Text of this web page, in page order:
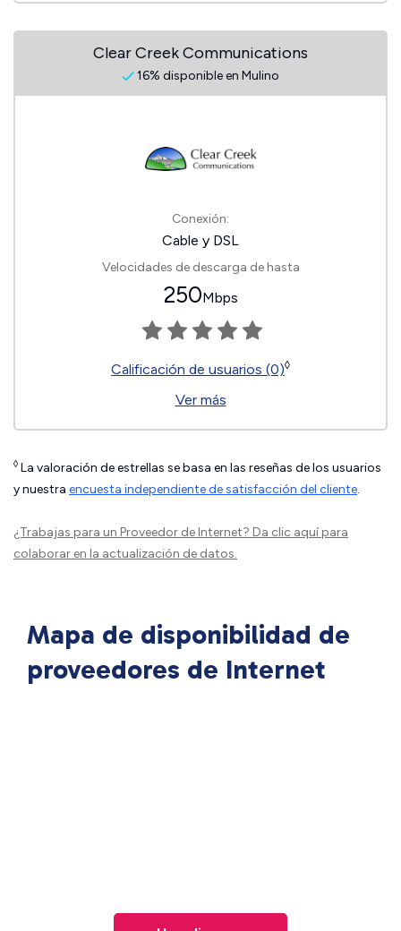
Clear Creek Communications
16% disponible en Mulino
Conexión:
Cable y DSL
Velocidades de descarga de hasta
250Mbps
Calificación de usuarios (0)◊
Ver más
◊ La valoración de estrellas se basa en las reseñas de los usuarios
y nuestra encuesta independiente de satisfacción del cliente.
¿Trabajas para un Proveedor de Internet? Da clic aquípara
colaborar en la actualización de datos.
Mapa de disponibilidad de
proveedores de Internet